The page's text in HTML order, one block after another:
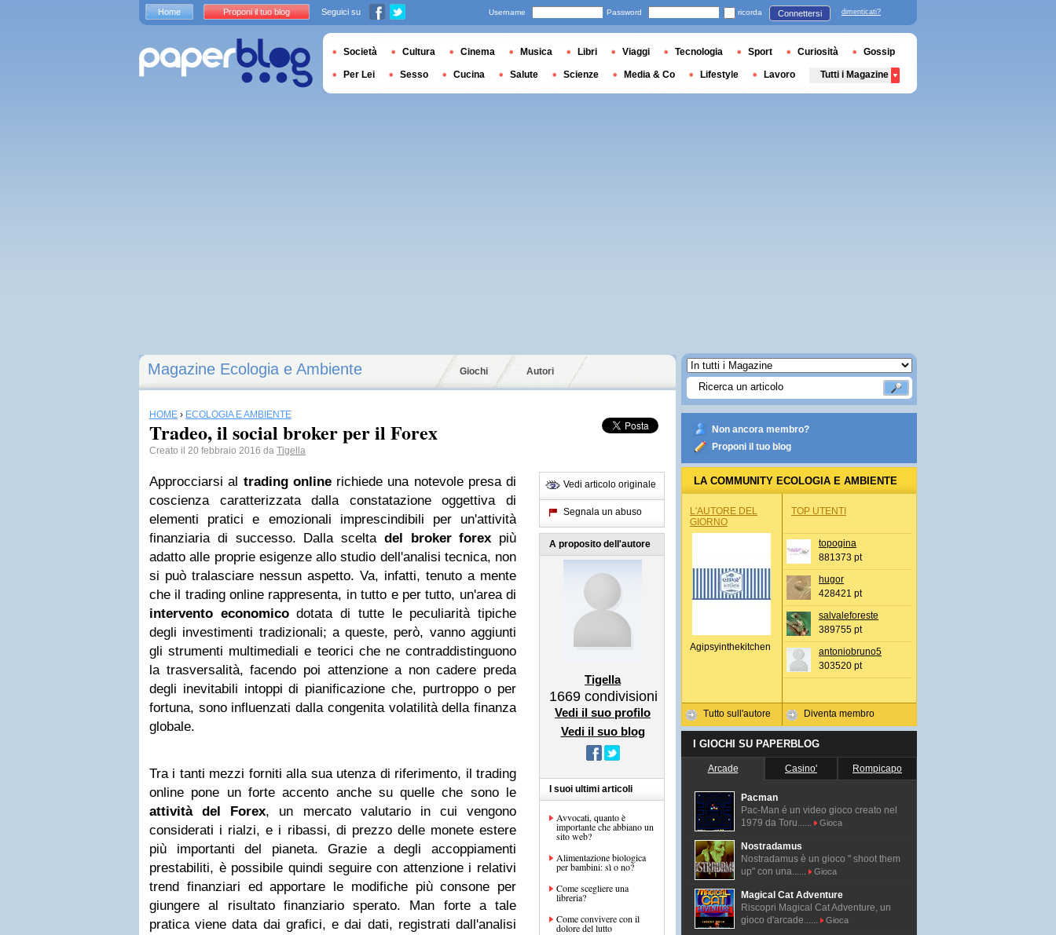
Magazine Ecologia e Ambiente Giochi Autori
HOME › ECOLOGIA E AMBIENTE
Tradeo, il social broker per il Forex
Creato il 20 febbraio 2016 da Tigella
Approcciarsi al trading onlinerichiede una notevole presa di
coscienza caratterizzata dalla constatazione oggettiva di
elementi pratici e emozionali imprescindibili per un'attività
finanziaria di successo. Dalla scelta del broker forex più
adatto alle proprie esigenze allo studio dell'analisi tecnica, non
si può tralasciare nessun aspetto. Va, infatti, tenuto a mente
che il trading online rappresenta, in tutto e per tutto, un'area di
intervento economicodotata di tutte le peculiarità tipiche
degli investimenti tradizionali; a queste, però, vanno aggiunti
gli strumenti multimediali e teorici che ne contraddistinguono
la trasversalità, facendo poi attenzione a non cadere preda
degli inevitabili intoppi di pianificazione che, purtroppo o per
fortuna, sono influenzati dalla congenita volatilità della finanza
globale.
Tra i tanti mezzi forniti alla sua utenza di riferimento, il trading
online pone un forte accento anche su quelle che sono le
attività del Forex, un mercato valutario in cui vengono
considerati i rialzi, e i ribassi, di prezzo delle monete estere
più importanti del pianeta. Grazie a degli accoppiamenti
prestabiliti, è possibile quindi seguire con attenzione i relativi
trend finanziari ed apportare le modifiche più consone per
giungere al risultato finanziario sperato. Man forte a tale
pratica viene data dai grafici, e dai dati, registrati dall'analisi
Vedi articolo originale
Segnala un abuso
A proposito dell'autore
Tigella
1669 condivisioni
Vedi il suo profilo
Vedi il suo blog
I suoi ultimi articoli
Avvocati, quanto è
importante che abbiano un
sito web?
Alimentazione biologica
per bambini: sì o no?
Come scegliere una
libreria?
Come convivere con il
dolore del lutto
Non ancora membro?
Proponi il tuo blog
LA COMMUNITY ECOLOGIA E AMBIENTE
L'AUTORE DEL
GIORNO
Agipsyinthekitchen
Tutto sull'autore
TOP UTENTI
topogina
881373 pt
hugor
428421 pt
salvaleforeste
389755 pt
antoniobruno5
303520 pt
Diventa membro
I GIOCHI SU PAPERBLOG
Arcade Casino' Rompicapo
Pacman
Pac-Man é un video gioco creato nel
1979 da Toru......
Gioca
Nostradamus
Nostradamus è un gioco " shoot them
up" con una......
Gioca
Magical Cat Adventure
Riscopri Magical Cat Adventure, un
gioco d'arcade......
Gioca
Home Proponi il tuo blog Seguici su Username Password ricorda Connettersi dimenticati?
Società Cultura Cinema Musica Libri Viaggi Tecnologia Sport Curiosità Gossip
Per Lei Sesso Cucina Salute Scienze Media & Co Lifestyle Lavoro Tutti i Magazine